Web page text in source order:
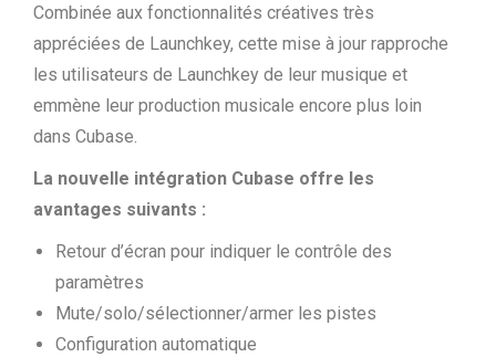
Combinée aux fonctionnalités créatives très
appréciées de Launchkey, cette mise à jour rapproche
les utilisateurs de Launchkey de leur musique et
emmène leur production musicale encore plus loin
dans Cubase.
La nouvelle intégration Cubase offre les
avantages suivants :
Retour d’écran pour indiquer le contrôle des
paramètres
Mute/solo/sélectionner/armer les pistes
Configuration automatique